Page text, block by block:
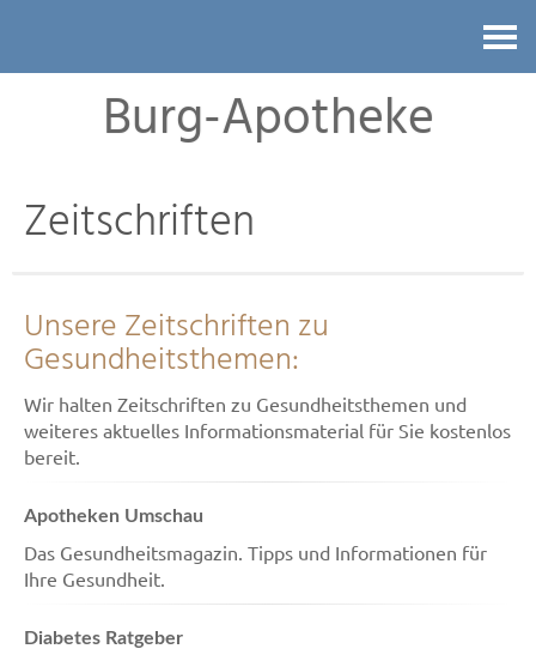
Burg-Apotheke
Zeitschriften
Unsere Zeitschriften zu
Gesundheitsthemen:
Wir halten Zeitschriften zu Gesundheitsthemen und
weiteres aktuelles Informationsmaterial für Sie kostenlos
bereit.
Apotheken Umschau
Das Gesundheitsmagazin. Tipps und Informationen für
Ihre Gesundheit.
Diabetes Ratgeber